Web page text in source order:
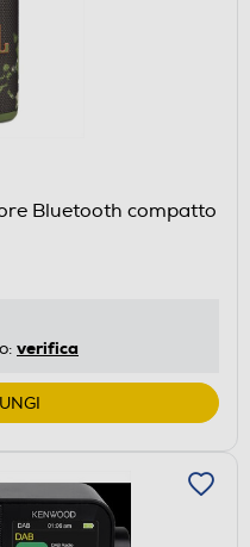
Bluetooth compatto
verifica